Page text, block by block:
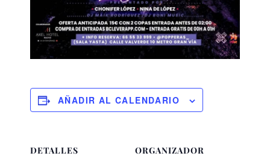
AÑADIR AL CALENDARIO
DETALLES ORGANIZADOR